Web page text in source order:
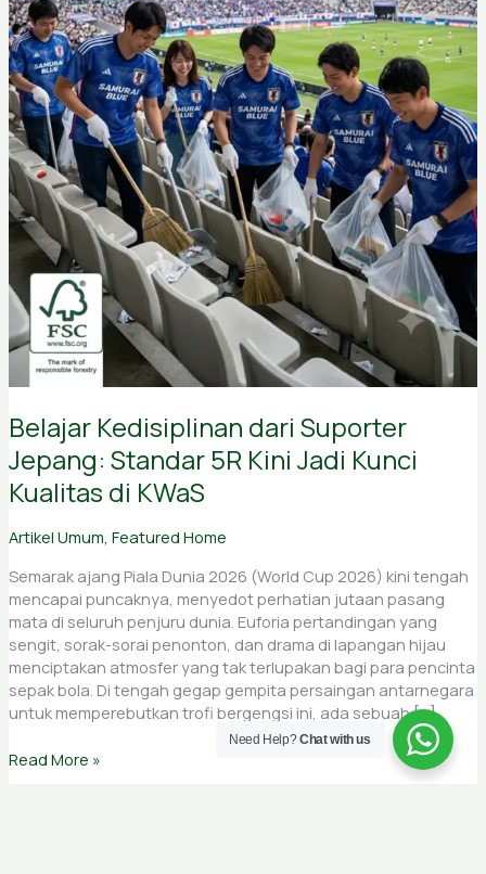
Belajar Kedisiplinan dari Suporter
Jepang: Standar 5R Kini Jadi Kunci
Kualitas di KWaS
Artikel Umum, Featured Home
Semarak ajang Piala Dunia 2026 (World Cup 2026) kini tengah
mencapai puncaknya, menyedot perhatian jutaan pasang
mata di seluruh penjuru dunia. Euforia pertandingan yang
sengit, sorak-sorai penonton, dan drama di lapangan hijau
menciptakan atmosfer yang tak terlupakan bagi para pencinta
sepak bola. Di tengah gegap gempita persaingan antarnegara
untuk memperebutkan trofi bergengsi ini, ada sebuah […]
Read More »
Need Help?Chat with us